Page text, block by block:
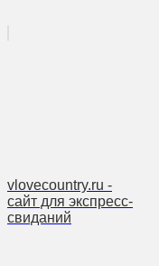
vlovecountry.ru -
сайт для экспресс-
свиданий